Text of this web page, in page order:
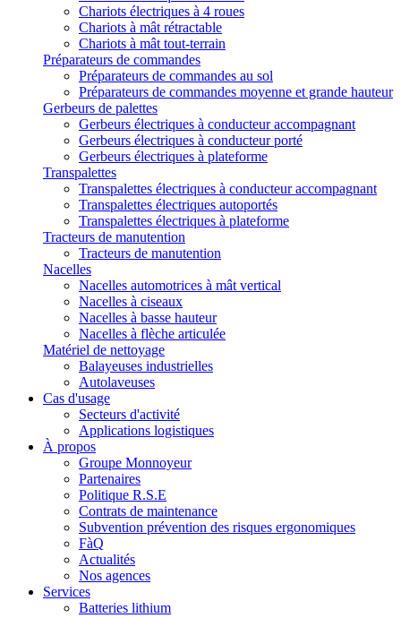
Chariots électriques à 4 roues
Chariots à mât rétractable
Chariots à mât tout-terrain
Préparateurs de commandes
Préparateurs de commandes au sol
Préparateurs de commandes moyenne et grande hauteur
Gerbeurs de palettes
Gerbeurs électriques à conducteur accompagnant
Gerbeurs électriques à conducteur porté
Gerbeurs électriques à plateforme
Transpalettes
Transpalettes électriques à conducteur accompagnant
Transpalettes électriques autoportés
Transpalettes électriques à plateforme
Tracteurs de manutention
Tracteurs de manutention
Nacelles
Nacelles automotrices à mât vertical
Nacelles à ciseaux
Nacelles à basse hauteur
Nacelles à flèche articulée
Matériel de nettoyage
Balayeuses industrielles
Autolaveuses
Cas d'usage
Secteurs d'activité
Applications logistiques
À propos
Groupe Monnoyeur
Partenaires
Politique R.S.E
Contrats de maintenance
Subvention prévention des risques ergonomiques
FàQ
Actualités
Nos agences
Services
Batteries lithium